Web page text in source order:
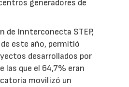
generadores de
de Innterconecta STEP,
este año, permitió
desarrollados por
las que el 64,7% eran
movilizó un